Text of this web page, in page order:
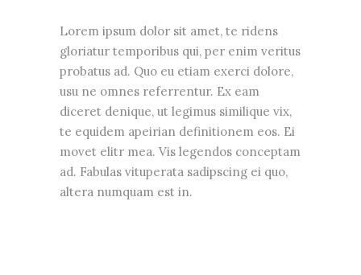
Lorem ipsum dolor sit amet, te ridens
gloriatur temporibus qui, per enim veritus
probatus ad. Quo eu etiam exerci dolore,
usu ne omnes referrentur. Ex eam
diceret denique, ut legimus similique vix,
te equidem apeirian definitionem eos. Ei
movet elitr mea. Vis legendos conceptam
ad. Fabulas vituperata sadipscing ei quo,
altera numquam est in.